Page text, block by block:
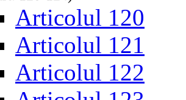
Articolul 120
Articolul 121
Articolul 122